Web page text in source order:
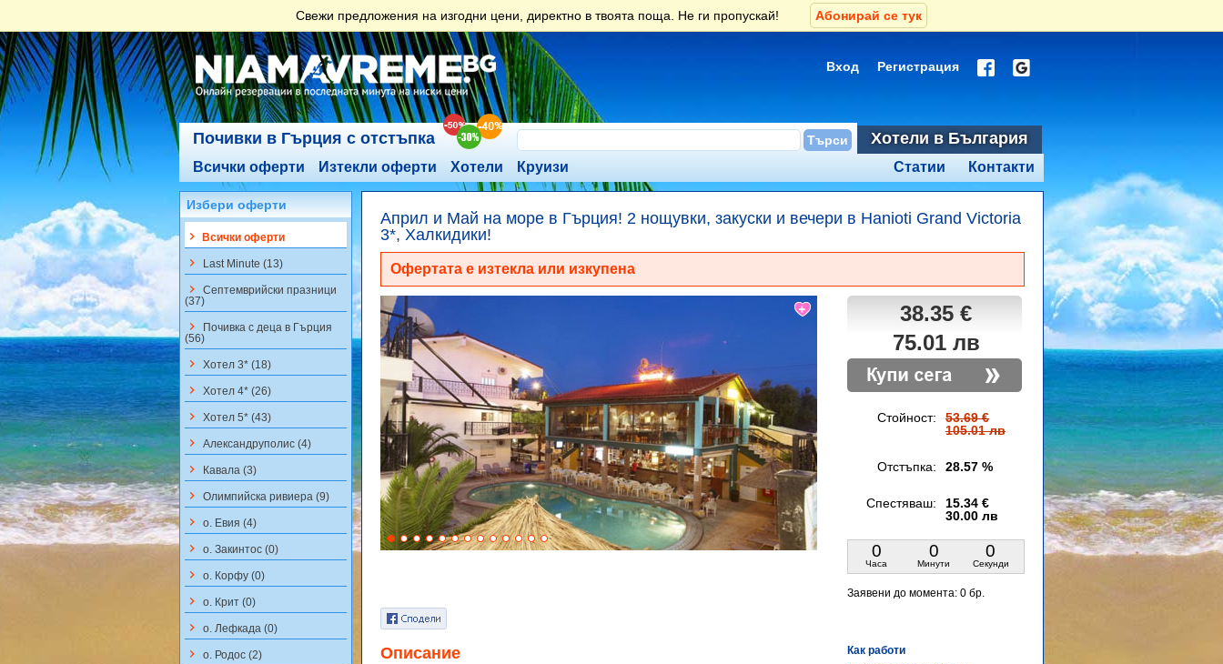
Свежи предложения на изгодни цени, директно в твоята поща. Не ги пропускай! Абонирай се тук
Вход Регистрация
Почивки в Гърция с отстъпка Хотели в България
Всички оферти Изтекли оферти Хотели Круизи Контакти
Статии
Април и Май на море в Гърция! 2 нощувки, закуски и вечери в Hanioti Grand Victoria
3*, Халкидики!
Офертата е изтекла или изкупена
38.35 €
75.01 лв
Стойност:
53.69 €
105.01 лв
Отстъпка: 28.57 %
Спестяваш:
15.34 €
30.00 лв
0
Часа
0
Минути
0
Секунди
Заявени до момента: 0 бр.
Описание
Как работи
Избери оферти
keyboard_arrow_right Всички оферти
keyboard_arrow_right Last Minute (13)
keyboard_arrow_right Септемврийски празници
(37)
keyboard_arrow_right
Почивка с деца в Гърция
(56)
keyboard_arrow_right Хотел 3* (18)
keyboard_arrow_right Хотел 4* (26)
keyboard_arrow_right Хотел 5* (43)
keyboard_arrow_right Aлександруполис (4)
keyboard_arrow_right Кавала (3)
keyboard_arrow_right Олимпийска ривиера (9)
keyboard_arrow_right о. Евия (4)
keyboard_arrow_right о. Закинтос (0)
keyboard_arrow_right о. Корфу (0)
keyboard_arrow_right о. Крит (0)
keyboard_arrow_right о. Лефкада (0)
keyboard_arrow_right о. Родос (2)